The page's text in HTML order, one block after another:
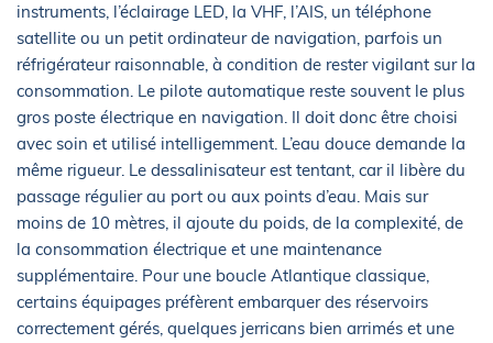
instruments, l’éclairage LED, la VHF, l’AIS, un téléphone
satellite ou un petit ordinateur de navigation, parfois un
réfrigérateur raisonnable, à condition de rester vigilant sur la
consommation. Le pilote automatique reste souvent le plus
gros poste électrique en navigation. Il doit donc être choisi
avec soin et utilisé intelligemment. L’eau douce demande la
même rigueur. Le dessalinisateur est tentant, car il libère du
passage régulier au port ou aux points d’eau. Mais sur
moins de 10 mètres, il ajoute du poids, de la complexité, de
la consommation électrique et une maintenance
supplémentaire. Pour une boucle Atlantique classique,
certains équipages préfèrent embarquer des réservoirs
correctement gérés, quelques jerricans bien arrimés et une